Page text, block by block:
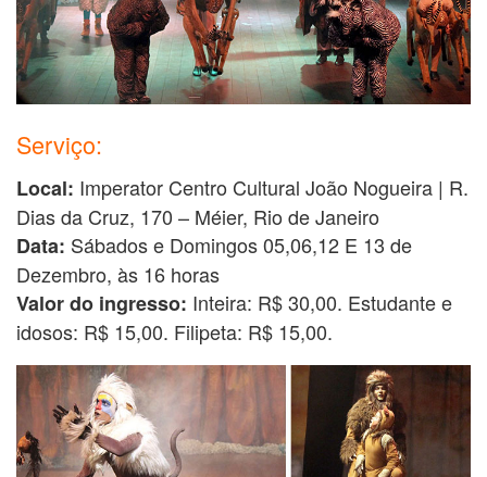
Serviço:
Local: Imperator Centro Cultural João Nogueira | R.
Dias da Cruz, 170 – Méier, Rio de Janeiro
Data: Sábados e Domingos05,06,12 E 13 de
Dezembro, às 16 horas
Valor do ingresso: Inteira: R$ 30,00. Estudante e
idosos: R$ 15,00. Filipeta: R$ 15,00.